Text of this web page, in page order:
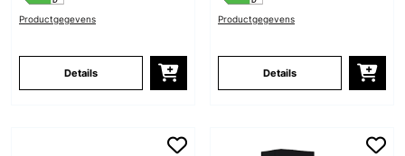
Productgegevens
Details
Productgegevens
Details